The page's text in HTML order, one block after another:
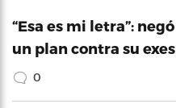
“Esa es mi letra”:
un plan contra su
0